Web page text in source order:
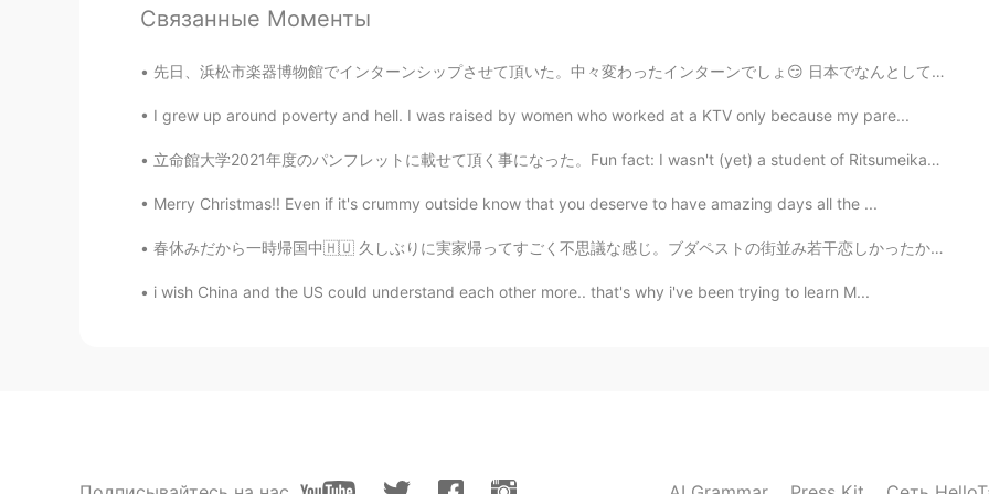
Wow! You have nice friends😊and nice clothes-!
EN JP
@Ryo 和服バンザイ🙌😁
Ryo 2021.09.02 13:09
JP EN
Связанные Моменты
先日、浜松市楽器博物館でインターンシップさせて頂いた。中々変わったインターンでしょ😏 日本でなんとしても就職したいからとりあえず近年の日本流の就活に合わせてインターンしに行った。 就活に役に立た...
I grew up around poverty and hell. I was raised by women who worked at a KTV only because my pare...
立命館大学2021年度のパンフレットに載せて頂く事になった。Fun fact: I wasn't (yet) a student of Ritsumeikan University when t...
Merry Christmas!! Even if it's crummy outside know that you deserve to have amazing days all the ...
春休みだから一時帰国中🇭🇺 久しぶりに実家帰ってすごく不思議な感じ。ブダペストの街並み若干恋しかったから見れてよかった一方、逆カルチャーショックが多い🧐 例えば、道ゆく人とか店の人も目を合わせて...
i wish China and the US could understand each other more.. that's why i've been trying to learn M...